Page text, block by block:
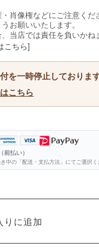
肖像権などにご注意くだ
お願いいたします。
当店では責任を負いかね
こちら]
を一時停止しております
こちら
払い）
中の「配送・支払方法」にてご選択く